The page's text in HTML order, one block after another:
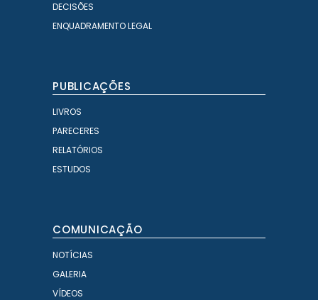
DECISÕES
ENQUADRAMENTO LEGAL
PUBLICAÇÕES
LIVROS
PARECERES
RELATÓRIOS
ESTUDOS
COMUNICAÇÃO
NOTÍCIAS
GALERIA
VÍDEOS